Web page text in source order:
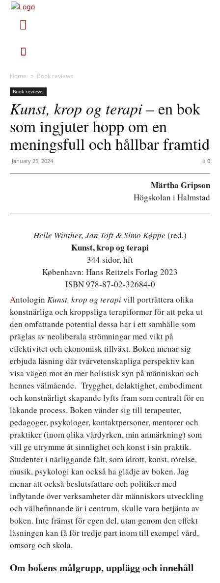
Home Book reviews
Book reviews
Kunst, krop og terapi– en bok
som ingjuter hopp om en
meningsfull och hållbar framtid
January 25, 2024 0
Märtha Gripson
Högskolan i Halmstad
Helle Winther, Jan Toft & Simo Køppe (red.)
Kunst, krop og terapi
344 sidor, hft
København: Hans Reitzels Forlag 2023
ISBN 978-87-02-32684-0
Antologin Kunst, krop og terapivill porträttera olika
konstnärliga och kroppsliga terapiformer för att peka ut
den omfattande potential dessa har i ett samhälle som
präglas av neoliberala strömningar med vikt på
effektivitet och ekonomisk tillväxt. Boken menar sig
erbjuda läsning där tvärvetenskapliga perspektiv kan
visa vägen mot en mer holistisk syn på människan och
hennes välmående. Trygghet, delaktighet, embodiment
och konstnärligt skapande lyfts fram som centralt för en
läkande process. Boken vänder sig till terapeuter,
pedagoger, psykologer, kontaktpersoner, mentorer och
praktiker (inom olika vårdyrken, min anmärkning) som
vill ge utrymme åt sinnlighet och konst i sin praktik.
Studenter i närliggande fält, som idrott, konst, rörelse,
musik, psykologi kan också ha glädje av boken. Jag
menar att också beslutsfattare och politiker med
inflytande över verksamheter där människors utveckling
och välbefinnande är i centrum, skulle vara betjänta av
boken. Inte främst för egen del, utan genom den effekt
läsningen kan få för tredje part inom till exempel vård,
omsorg och skola.
Om bokens målgrupp, upplägg och innehåll